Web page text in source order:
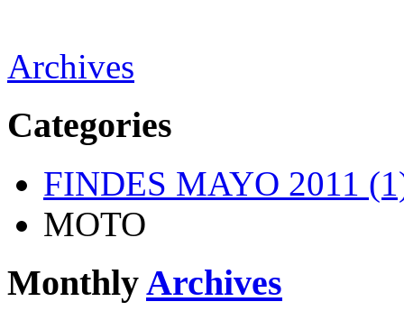
Archives
Categories
FINDES MAYO 2011
MOTO
MonthlyArchives